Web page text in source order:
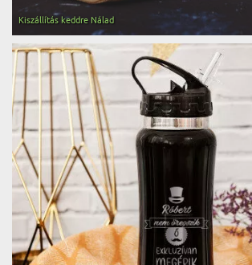
Kiszállítás keddre Nálad